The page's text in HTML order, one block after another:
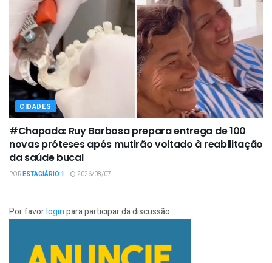
CIDADES
#Chapada: Ruy Barbosa prepara entrega de 100
novas próteses após mutirão voltado à reabilitação
da saúde bucal
PORESTAGIÁRIO 1 2026/08/07
Por favorloginpara participar da discussão